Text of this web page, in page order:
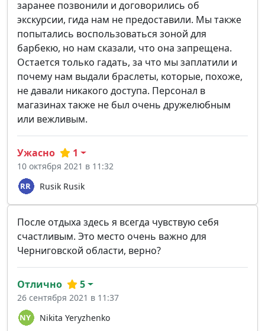
заранее позвонили и договорились об
экскурсии, гида нам не предоставили. Мы также
попытались воспользоваться зоной для
барбекю, но нам сказали, что она запрещена.
Остается только гадать, за что мы заплатили и
почему нам выдали браслеты, которые, похоже,
не давали никакого доступа. Персонал в
магазинах также не был очень дружелюбным
или вежливым.
Rusik Rusik
Ужасно 1
10 октября 2021 в 11:32
После отдыха здесь я всегда чувствую себя
счастливым. Это место очень важно для
Черниговской области, верно?
Nikita Yeryzhenko
Отлично 5
26 сентября 2021 в 11:37